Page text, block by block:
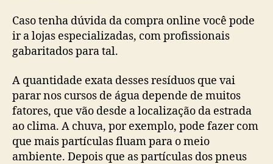
Caso tenha dúvida da compra online você pode
ir a lojas especializadas, com profissionais
gabaritados para tal.
A quantidade exata desses resíduos que vai
parar nos cursos de água depende de muitos
fatores, que vão desde a localização da estrada
ao clima. A chuva, por exemplo, pode fazer com
que mais partículas fluam para o meio
ambiente. Depois que as partículas dos pneus